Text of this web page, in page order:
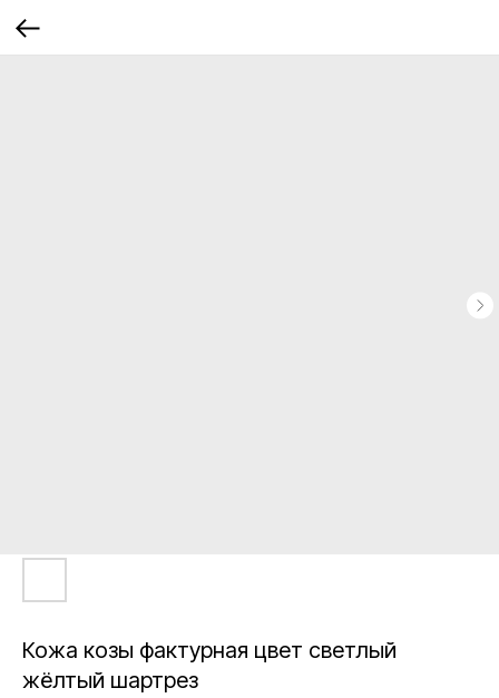
Кожа козы фактурная цвет светлый
жёлтый шартрез